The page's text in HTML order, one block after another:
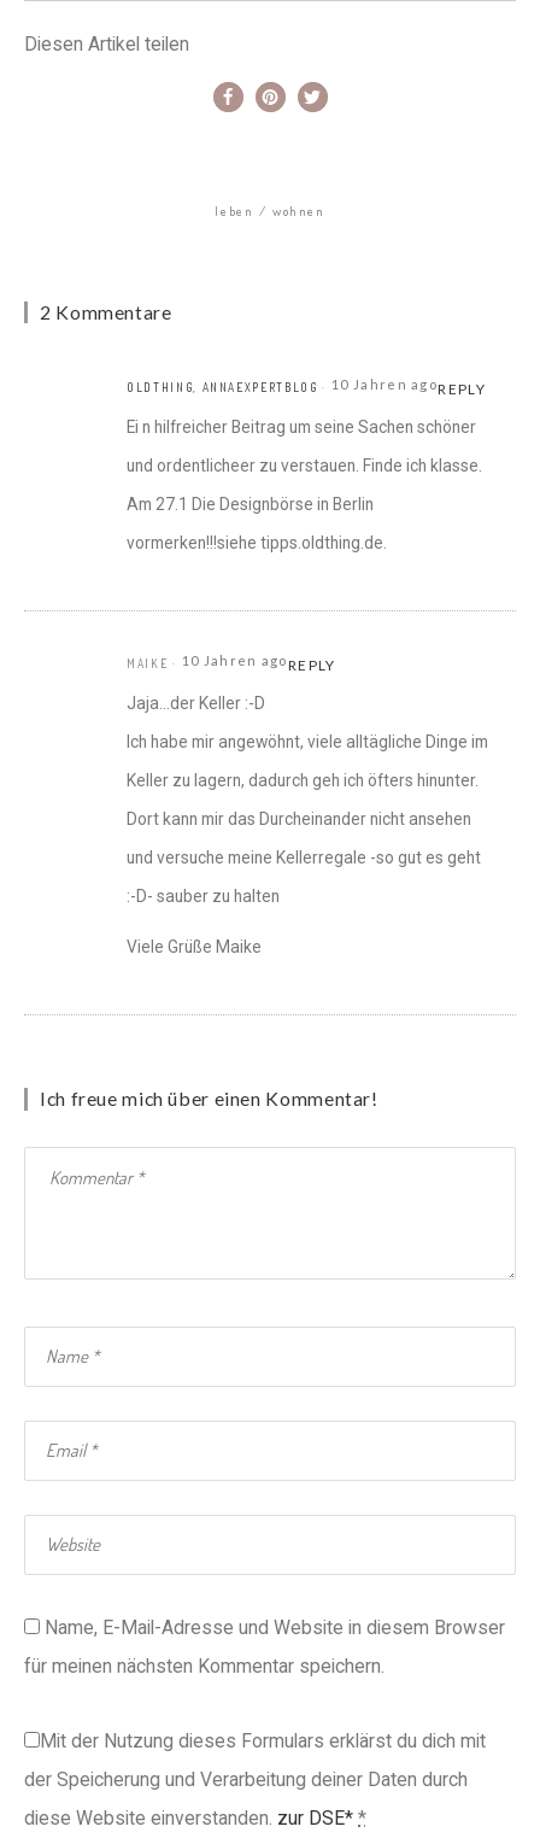
Diesen Artikel teilen
leben wohnen
2 Kommentare
OLDTHING, ANNAEXPERTBLOG 10 Jahren agoREPLY
Ei n hilfreicher Beitrag um seine Sachen schöner
und ordentlicheer zu verstauen. Finde ich klasse.
Am 27.1 Die Designbörse in Berlin
vormerken!!!siehe tipps.oldthing.de.
MAIKE 10 Jahren agoREPLY
Jaja…der Keller :-D
Ich habe mir angewöhnt, viele alltägliche Dinge im
Keller zu lagern, dadurch geh ich öfters hinunter.
Dort kann mir das Durcheinander nicht ansehen
und versuche meine Kellerregale -so gut es geht
:-D- sauber zu halten
Viele Grüße Maike
Ich freue mich über einen Kommentar!
Name, E-Mail-Adresse und Website in diesem Browser
für meinen nächsten Kommentar speichern.
Mit der Nutzung dieses Formulars erklärst du dich mit
der Speicherung und Verarbeitung deiner Daten durch
diese Website einverstanden. zur DSE* *